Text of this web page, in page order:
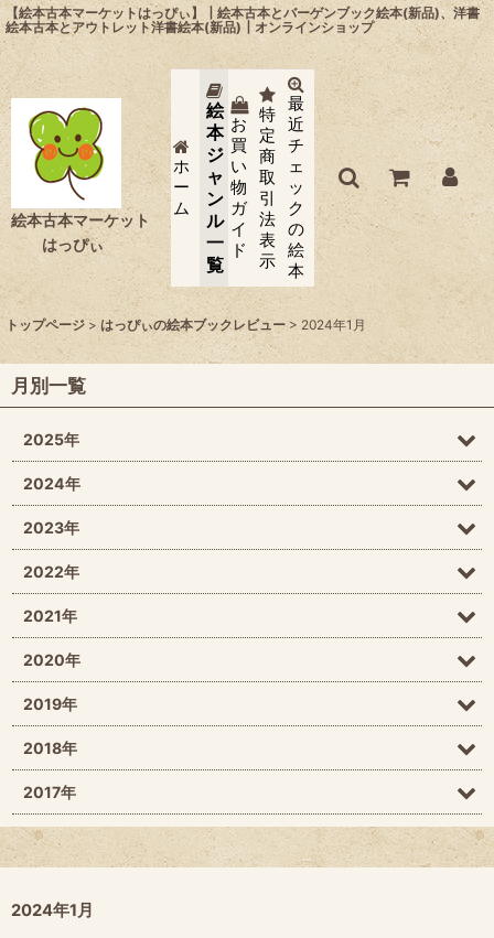
【絵本古本マーケットはっぴぃ】┃絵本古本とバーゲンブック絵本(新品)、洋書
絵本古本とアウトレット洋書絵本(新品)┃オンラインショップ
絵本古本マーケット
はっぴぃ
ホ
ー
ム
絵
本
ジ
ャ
ン
ル
一
覧
お
買
い
物
ガ
イ
ド
特
定
商
取
引
法
表
示
最
近
チ
ェ
ッ
ク
の
絵
本
トップページ > はっぴぃの絵本ブックレビュー > 2024年1月
2024年1月
月別一覧
2025年
2024年
2023年
2022年
2021年
2020年
2019年
2018年
2017年